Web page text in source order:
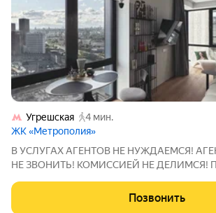
Угрешская
4 мин.
ЖК «Метрополия»
В УСЛУГАХ АГЕНТОВ НЕ НУЖДАЕМСЯ!
НЕ ЗВОНИТЬ! КОМИССИЕЙ НЕ ДЕЛИМСЯ!
евродвушка. Квартира оборудована
техническими и дизайнерскими решениями.
Позвонить